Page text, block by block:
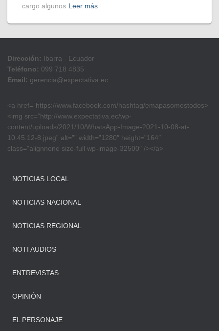
cargo algunos Leer más
Dirección: Ibarra - Ecuador
Teléfono: 099 718 4835
Email: gerencia@expectativa.ec
<a href=”https://www.facebook.com/hashtag/emapasomostodos>
<img src=”http://www.expectativa.ec/wp-
content/uploads/2021/10/WhatsApp-Image-2021-10-08-at-
10.45.12-8.jpeg” alt=”” width=”1280″ height=”164″
class=”alignnone size-full wp-image-32500″ /></a>
NOTICIAS LOCAL
NOTICIAS NACIONAL
NOTICIAS REGIONAL
NOTI AUDIOS
ENTREVISTAS
OPINIÓN
EL PERSONAJE